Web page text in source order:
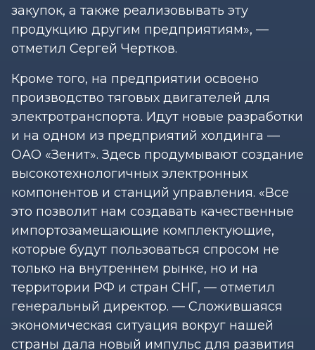
закупок, а также реализовывать эту
продукцию другим предприятиям», —
отметил Сергей Чертков.
Кроме того, на предприятии освоено
производство тяговых двигателей для
электротранспорта. Идут новые разработки
и на одном из предприятий холдинга —
ОАО «Зенит». Здесь продумывают создание
высокотехнологичных электронных
компонентов и станций управления. «Все
это позволит нам создавать качественные
импортозамещающие комплектующие,
которые будут пользоваться спросом не
только на внутреннем рынке, но и на
территории РФ и стран СНГ, — отметил
генеральный директор. — Сложившаяся
экономическая ситуация вокруг нашей
страны дала новый импульс для развития